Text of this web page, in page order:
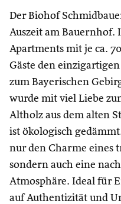
Der Biohof
Auszeit am Bauernhof.
Apartments mit je ca.
Gäste den
zum Bayerischen
wurde mit viel Liebe
Altholz aus dem alten
ist ökologisch
nur den Charme eines
sondern auch eine
Atmosphäre. Ideal für
auf Authentizität und